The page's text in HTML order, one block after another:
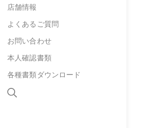
店舗情報
よくあるご質問
お問い合わせ
本人確認書類
各種書類ダウンロード